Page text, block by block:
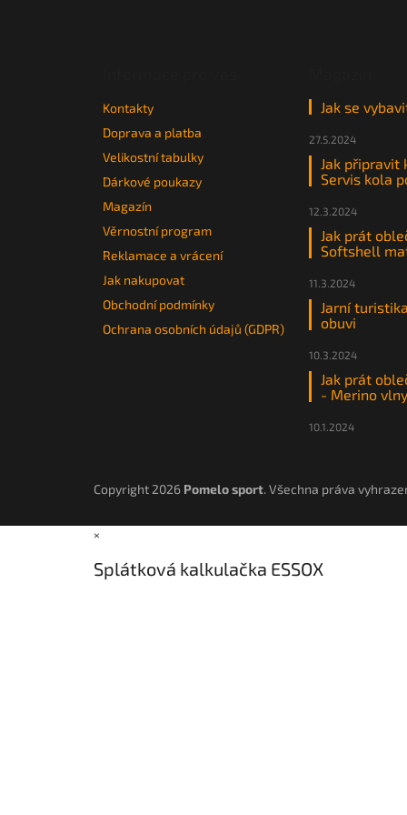
Kontakty
Doprava a platba
Velikostní tabulky
Dárkové poukazy
Magazín
Věrnostní program
Reklamace a vrácení
Jak nakupovat
Obchodní podmínky
Ochrana osobních údajů (GDPR)
Jak se
27.5.2024
Jak připravit
Servis kola
12.3.2024
Jak prát
Softshell
11.3.2024
Jarní
obuvi
10.3.2024
Jak prát
- Merino vlny
10.1.2024
Copyright 2026 Pomelo sport. Všechna práva
×
Splátková kalkulačka ESSOX